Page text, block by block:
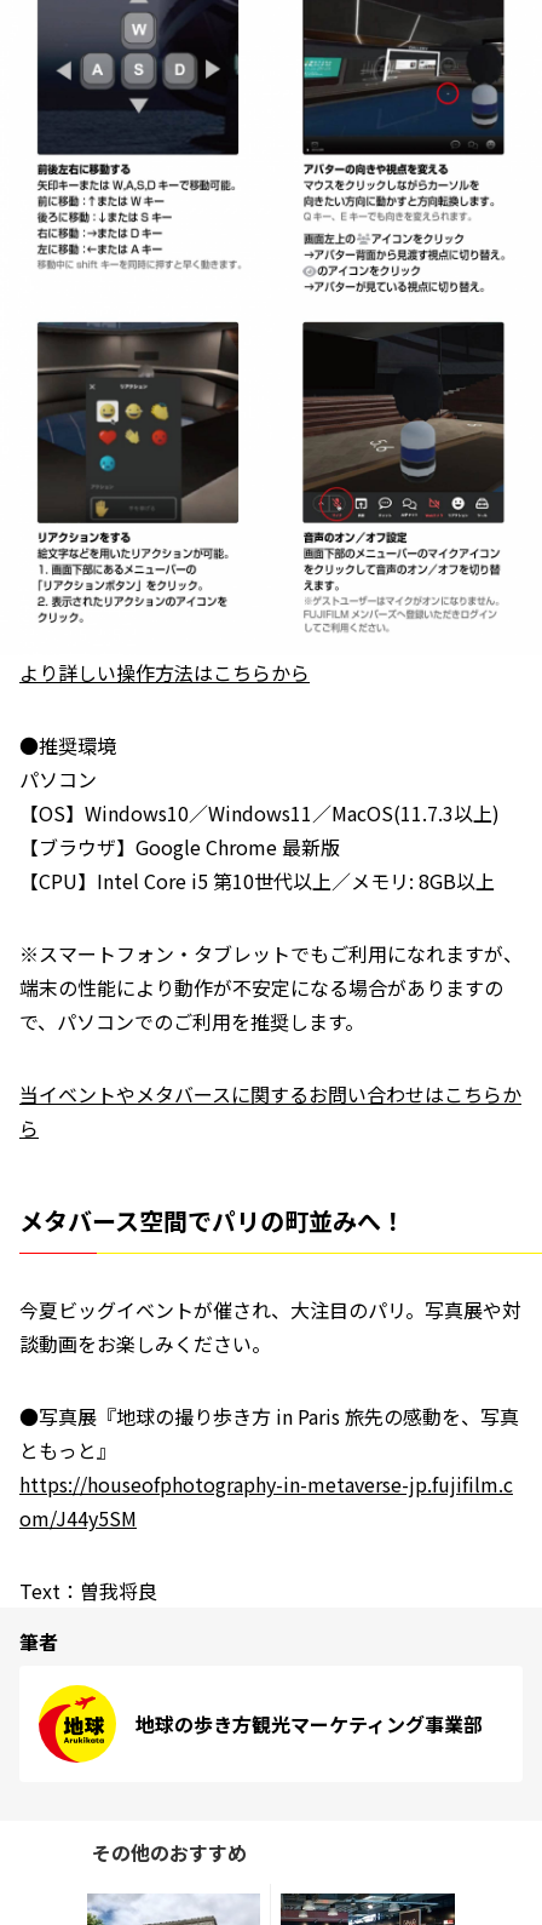
より詳しい操作⽅法はこちらから
●推奨環境
パソコン
【OS】Windows10／Windows11／MacOS(11.7.3以上)
【ブラウザ】Google Chrome 最新版
【CPU】Intel Core i5 第10世代以上／メモリ: 8GB以上
※スマートフォン・タブレットでもご利⽤になれますが、
端末の性能により動作が不安定になる場合がありますの
で、パソコンでのご利⽤を推奨します。
当イベントやメタバースに関するお問い合わせはこちらか
ら
メタバース空間でパリの町並みへ！
今夏ビッグイベントが催され、大注目のパリ。写真展や対
談動画をお楽しみください。
●写真展『地球の撮り歩き方 in Paris 旅先の感動を、写真
ともっと』
https://houseofphotography-in-metaverse-jp.fujifilm.c
om/J44y5SM
Text：曽我将良
筆者
地球の歩き方観光マーケティング事業部
その他のおすすめ